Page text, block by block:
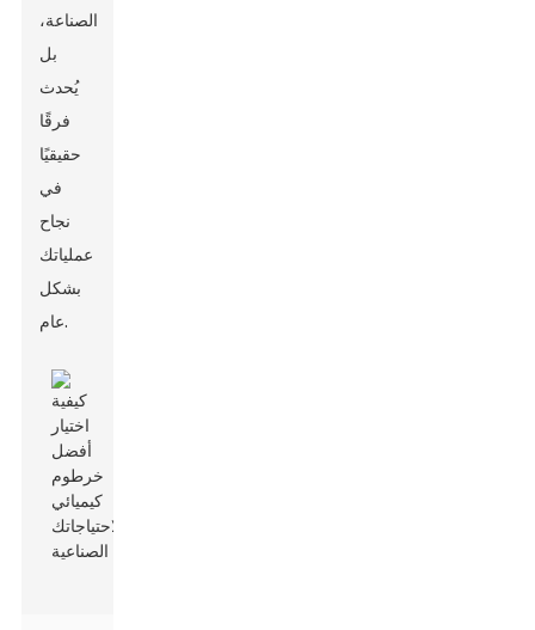
الصناعة،
بل
يُحدث
فرقًا
حقيقيًا
في
نجاح
عملياتك
بشكل
عام.